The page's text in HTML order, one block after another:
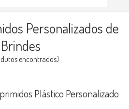
Personalizados de
Brindes
encontrados)
Plástico Personalizado